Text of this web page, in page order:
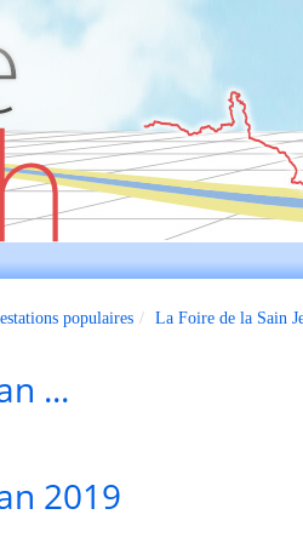
populaires La Foire de la Sain
...
2019